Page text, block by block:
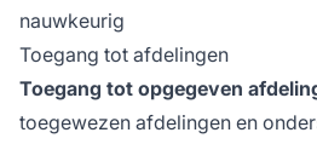
nauwkeurig
Toegang tot afdelingen
Toegang tot opgegeven
toegewezen afdelingen en